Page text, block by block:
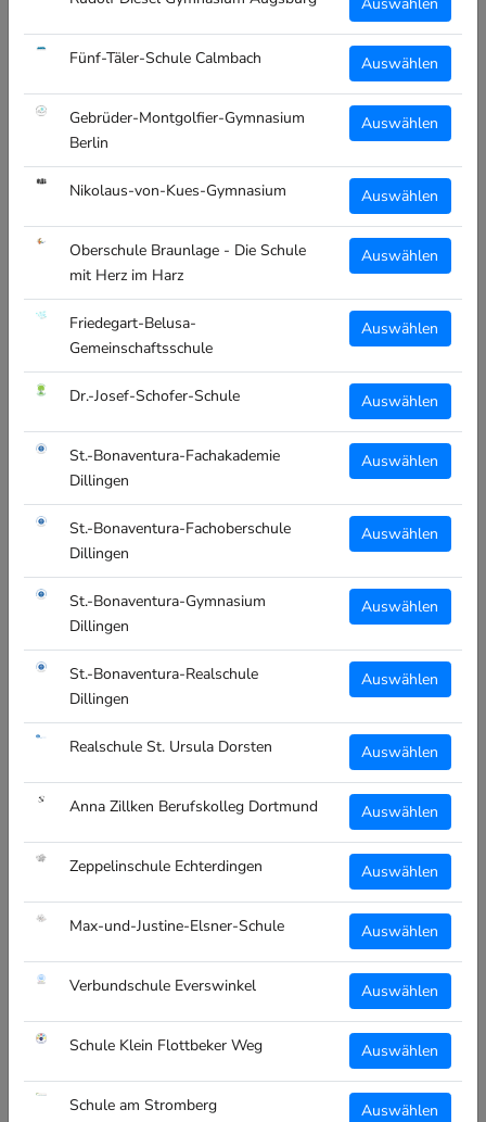
Fünf-Täler-Schule Calmbach Auswählen
Gebrüder-Montgolfier-Gymnasium
Berlin
Auswählen
Nikolaus-von-Kues-Gymnasium Auswählen
Oberschule Braunlage - Die Schule
mit Herz im Harz
Auswählen
Friedegart-Belusa-
Gemeinschaftsschule
Auswählen
Dr.-Josef-Schofer-Schule Auswählen
St.-Bonaventura-Fachakademie
Dillingen
Auswählen
St.-Bonaventura-Fachoberschule
Dillingen
Auswählen
St.-Bonaventura-Gymnasium
Dillingen
Auswählen
St.-Bonaventura-Realschule
Dillingen
Auswählen
Realschule St. Ursula Dorsten Auswählen
Anna Zillken Berufskolleg Dortmund Auswählen
Zeppelinschule Echterdingen Auswählen
Max-und-Justine-Elsner-Schule Auswählen
Verbundschule Everswinkel Auswählen
Schule Klein Flottbeker Weg Auswählen
Schule am Stromberg Auswählen
€14,99
€14,99
CT GYMBAG - NATUR -
ODELZHAUSEN
€14,99
CLIQUE PRESTIGE TOILET
CASE - KULTURBEUTEL -
STARKE SCHULE
€17,99
PERSONALISIERBAR
CASE - KULTURBEUTEL -
STARKE SCHULE
WEISS
€17,99
PERSONALISIERBAR
BRIEFCASE -
LAPTOPTASCHE - STARKE
SCHULE ODELZHAUSEN -
LOGO SCHWARZ
€27,99
SPORTTASCHE - STARKE
SCHULE ODELZHAUSEN -
LOGO SCHWARZ
€31,99
PERSONALISIERBAR PERSONALISIERBAR